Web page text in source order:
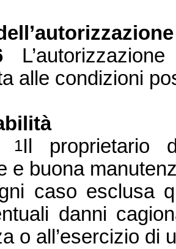
alle condizioni
1Il proprietario
e buona
caso esclusa
danni
o all’esercizio di